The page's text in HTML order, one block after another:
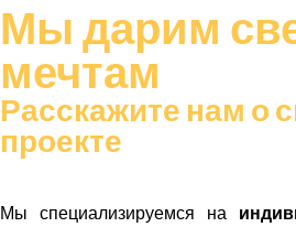
Мы дарим
мечтам
Расскажите нам о
проекте
Мы специализируемся на